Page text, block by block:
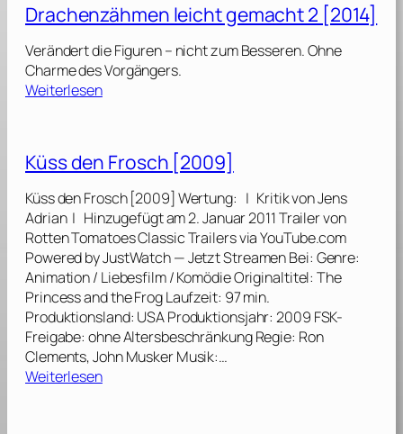
l
i
s
i
o
r
u
s
!
[
2
0
1
6
]
a
n
a
[
2
6
]
Drachenzähmen leicht gemacht 2 [2014]
Verändert die Figuren – nicht zum Besseren. Ohne
Charme des Vorgängers.
Weiterlesen:
c
e
n
z
ä
h
m
e
n
l
e
Küss den Frosch [2009]
Küss den Frosch [2009] Wertung: | Kritik von Jens
Adrian | Hinzugefügt am 2. Januar 2011 Trailer von
Rotten Tomatoes Classic Trailers via YouTube.com
Powered by JustWatch — Jetzt Streamen Bei: Genre:
Animation / Liebesfilm / Komödie Originaltitel: The
Princess and the Frog Laufzeit: 97 min.
Produktionsland: USA Produktionsjahr: 2009 FSK-
Freigabe: ohne Altersbeschränkung Regie: Ron
Clements, John Musker Musik:…
Weiterlesen: